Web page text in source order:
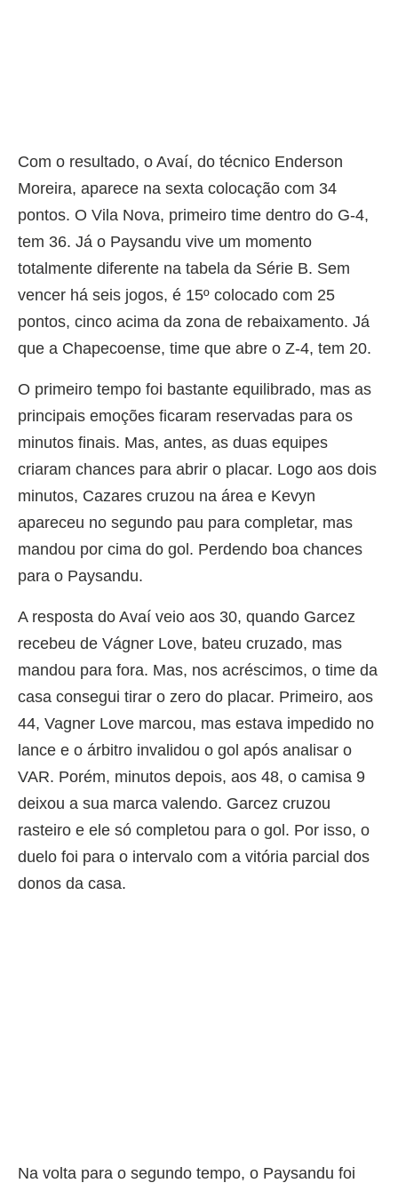
Com o resultado, o Avaí, do técnico Enderson
Moreira, aparece na sexta colocação com 34
pontos. O Vila Nova, primeiro time dentro do G-4,
tem 36. Já o Paysandu vive um momento
totalmente diferente na tabela da Série B. Sem
vencer há seis jogos, é 15º colocado com 25
pontos, cinco acima da zona de rebaixamento. Já
que a Chapecoense, time que abre o Z-4, tem 20.
O primeiro tempo foi bastante equilibrado, mas as
principais emoções ficaram reservadas para os
minutos finais. Mas, antes, as duas equipes
criaram chances para abrir o placar. Logo aos dois
minutos, Cazares cruzou na área e Kevyn
apareceu no segundo pau para completar, mas
mandou por cima do gol. Perdendo boa chances
para o Paysandu.
A resposta do Avaí veio aos 30, quando Garcez
recebeu de Vágner Love, bateu cruzado, mas
mandou para fora. Mas, nos acréscimos, o time da
casa consegui tirar o zero do placar. Primeiro, aos
44, Vagner Love marcou, mas estava impedido no
lance e o árbitro invalidou o gol após analisar o
VAR. Porém, minutos depois, aos 48, o camisa 9
deixou a sua marca valendo. Garcez cruzou
rasteiro e ele só completou para o gol. Por isso, o
duelo foi para o intervalo com a vitória parcial dos
donos da casa.
Na volta para o segundo tempo, o Paysandu foi